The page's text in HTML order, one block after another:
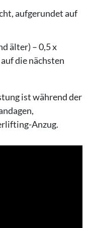
aufgerundet auf
älter) – 0,5 x
die nächsten
ist während der
Anzug.